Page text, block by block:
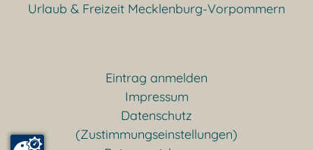
Urlaub & Freizeit Mecklenburg-Vorpommern
Eintrag anmelden
Impressum
Datenschutz
(Zustimmungseinstellungen)